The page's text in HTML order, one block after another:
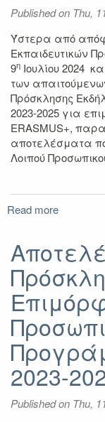
Published on Thu,
Ύστερα από
Εκπαιδευτικών
9η Ιουλίου 2024
των
Πρόσκλησης
2023-2025 για
ERASMUS+,
αποτελέσματα
Λοιπού
Read more
μέσω
2023-
2025
2023-
Published on Thu,